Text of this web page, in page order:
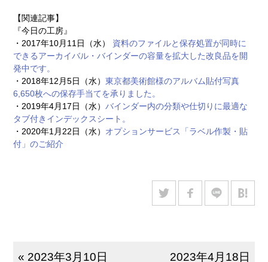
【関連記事】
『今日の工房』
・2017年10月11日（水） 資料のファイルと保存処置が同時に
できるアーカイバル・バインダーの容量を拡大した改良品を開
発中です。
・2018年12月5日（水）東京都美術館様のアルバム貼付写真
6,650枚への保存手当てを承りました。
・2019年4月17日（水）バインダー内の分類や仕切りに最適な
タブ付きインデックスシート。
・2020年1月22日（水） オプションサービス「ラベル作製・貼
付」のご紹介
« 2023年3月10日
2023年4月18日